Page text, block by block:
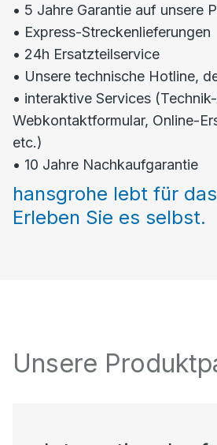
• 5 Jahre Garantie auf unsere
• Express-Streckenlieferungen
• 24h Ersatzteilservice
• Unsere technische Hotline,
• interaktive Services
Webkontaktformular, Online-
etc.)
• 10 Jahre Nachkaufgarantie
hansgrohe lebt für
Erleben Sie es selbst.
Unsere